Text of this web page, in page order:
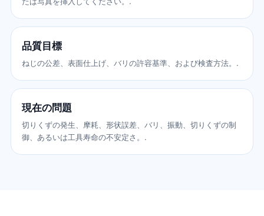
品質目標
ねじの公差、表面仕上げ、バリの許容基準、および検査方法。.
現在の問題
切りくずの発生、摩耗、形状誤差、バリ、振動、切りくずの制
御、あるいは工具寿命の不安定さ。.